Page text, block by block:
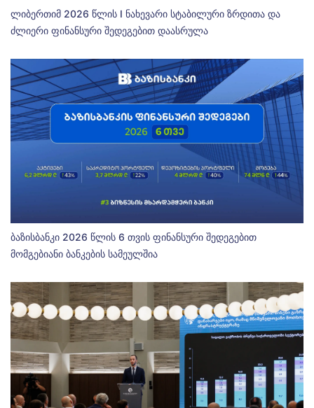
ლიბერთიმ 2026 წლის I ნახევარი სტაბილური ზრდითა და
ძლიერი ფინანსური შედეგებით დაასრულა
ბაზისბანკი 2026 წლის 6 თვის ფინანსური შედეგებით
მომგებიანი ბანკების სამეულშია